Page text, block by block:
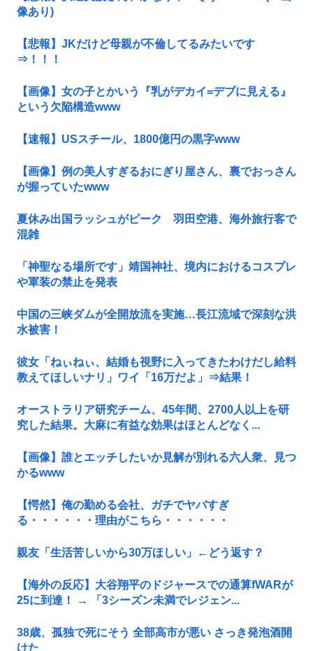
像あり)
【悲報】JKだけど母親が不倫してるみたいです
⇒！！！
【画像】女の子とかいう『乳がデカイ=デブに見える』
という欠陥構造www
【速報】USスチール、1800億円の黒字www
【画像】例の美人すぎるおにぎり屋さん、裏でおっさん
が握っていたwww
夏休み出国ラッシュがピーク 羽田空港、海外旅行客で
混雑
「神聖なる場所です」靖国神社、境内におけるコスプレ
や軍装の禁止を発表
中国の三峡ダムが全開放流を実施…長江流域で深刻な洪
水被害！
彼女「ねぃねぃ、結婚も視野に入ってきたわけだし給料
教えてほしいナリ」ワイ「16万だよ」⇒結果！
オーストラリア研究チーム、45年間、2700人以上を研
究した結果。大麻に有益な効果はほとんどなく...
【画像】誰とエッチしたいか見解が別れる六人衆、見つ
かるwww
【愕然】俺の勤める会社、ガチでヤバすぎ
る・・・・・・理由がこちら・・・・・・
親友「生活苦しいから30万ほしい」←どう返す？
【海外の反応】大谷翔平のドジャースでの通算fWARが
25に到達！ → 「3シーズン未満でレジェン...
38歳、孤独で死にそう 全部高市が悪い さっき発泡酒開
けた